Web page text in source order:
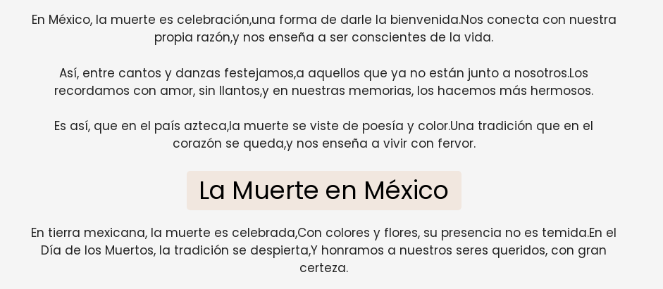
En México, la muerte es celebración,una forma de darle la bienvenida.Nos conecta con nuestra
propia razón,y nos enseña a ser conscientes de la vida.
Así, entre cantos y danzas festejamos,a aquellos que ya no están junto a nosotros.Los
recordamos con amor, sin llantos,y en nuestras memorias, los hacemos más hermosos.
Es así, que en el país azteca,la muerte se viste de poesía y color.Una tradición que en el
corazón se queda,y nos enseña a vivir con fervor.
La Muerte en México
En tierra mexicana, la muerte es celebrada,Con colores y flores, su presencia no es temida.En el
Día de los Muertos, la tradición se despierta,Y honramos a nuestros seres queridos, con gran
certeza.